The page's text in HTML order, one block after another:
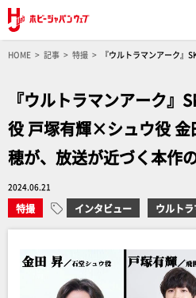
HOME 記事 特撮
『ウルトラマンアーク』
『ウルトラマンアーク』
役 戸塚有輝×シュウ役
穂が、放送が近づく本作
2024.06.21
特撮 インタビュー ウルト